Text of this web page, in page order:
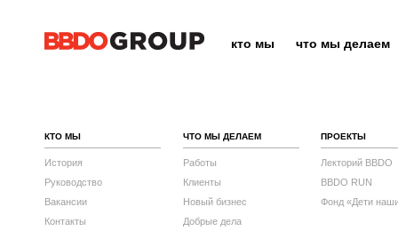
кто мы что мы делаем
КТО МЫ
История
Руководство
Вакансии
Контакты
ЧТО МЫ ДЕЛАЕМ
Работы
Клиенты
Новый бизнес
Добрые дела
ПРОЕКТЫ
Лекторий BBDO
BBDO RUN
Фонд «Дети